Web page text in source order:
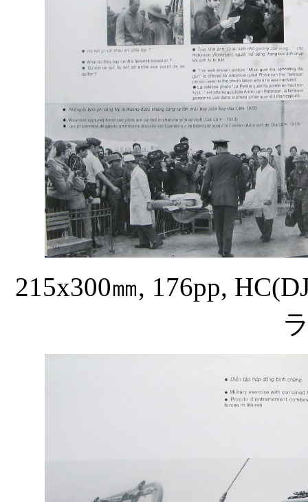
215x300㎜, 176pp,